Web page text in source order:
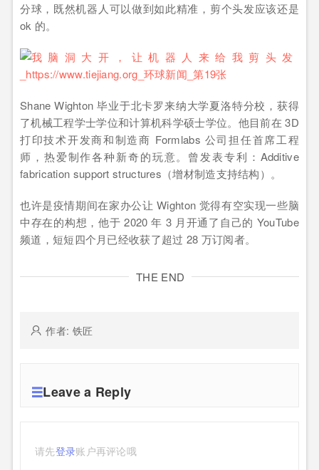
分球，既然机器人可以做到如此精准，剪个头发应该还是
ok 的。
Shane Wighton 毕业于北卡罗来纳大学夏洛特分校，获得
了机械工程学士学位和计算机科学硕士学位。他目前在 3D
打印技术开发商和制造商 Formlabs 公司担任首席工程
师，热爱制作各种新奇的玩意。曾发表专利：Additive
fabrication support structures（增材制造支持结构）。
也许是疫情期间在家办公让 Wighton 觉得有空实现一些脑
中存在的构想，他于 2020 年 3 月开通了自己的 YouTube
频道，短短四个月已经收获了超过 28 万订阅者。
THE END
作者: 铁匠
Leave a Reply
请先登录账户再评论哦